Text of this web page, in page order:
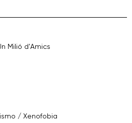
Milió d'Amics
/ Xenofobia